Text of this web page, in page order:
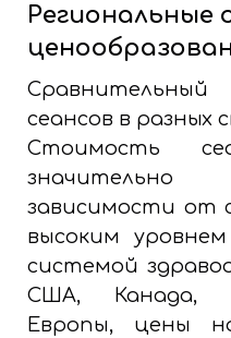
Региональные
Сравнительный
сеансов в разных
Стоимость
зависимости от
высоким
системой
США, Канада,
Европы, цены